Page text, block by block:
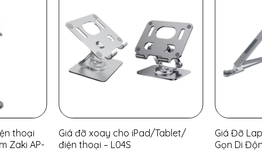
cho khách hàng xem trực tiếp.
cáp nếu cần an toàn cao hơn.
nghiệp trên mọi quầy kệ.
từ 7 đến 13 inch
thoại
Zaki AP-
Giá đỡ xoay cho iPad/Tablet/
điện thoại – L04S
Giá Đỡ
Gọn Di